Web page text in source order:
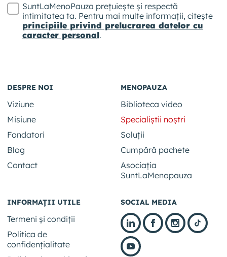
SuntLaMenoPauza prețuiește și respectă
intimitatea ta. Pentru mai multe informații, citește
principiile privind prelucrarea datelor cu
caracter personal.
DESPRE NOI
Viziune
Misiune
Fondatori
Blog
Contact
MENOPAUZA
Biblioteca video
Specialiștii noștri
Soluții
Cumpără pachete
Asociația
SuntLaMenopauza
INFORMAȚII UTILE
Termeni și condiții
Politica de
confidențialitate
SOCIAL MEDIA